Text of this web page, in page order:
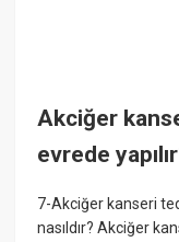
Akciğer
evrede
7-Akciğer kanseri
nasıldır? Akciğer